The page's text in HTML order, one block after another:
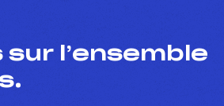
l’ensemble